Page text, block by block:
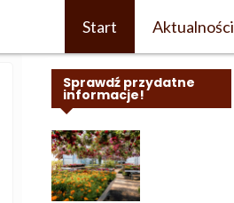
Start Aktualności
Sprawdź przydatne
informacje!